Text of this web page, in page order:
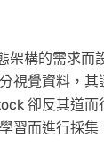
構的需求而
視覺資料，
卻反其道
習而進行採集